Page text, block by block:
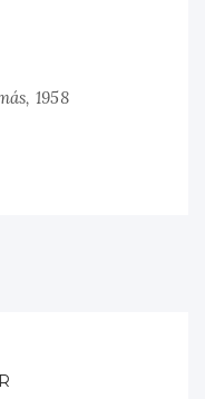
1958